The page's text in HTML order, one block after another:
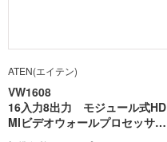
ATEN(エイテン)
VW1608
16入力8出力 モジュール式HD
MIビデオウォールプロセッサー
(4K対応､4Uサイズ)